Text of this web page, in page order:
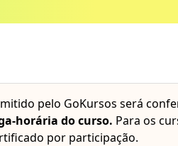
pelo GoKursos será
horária do curso. Para os
por participação.